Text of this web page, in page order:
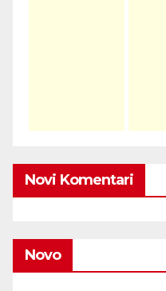
Novi Komentari
Novo